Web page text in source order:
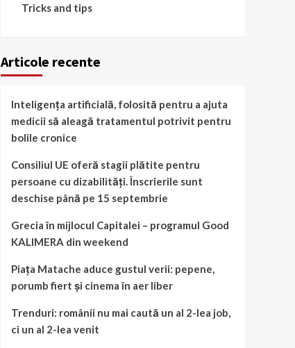
Tricks and tips
Articole recente
Inteligența artificială, folosită pentru a ajuta
medicii să aleagă tratamentul potrivit pentru
bolile cronice
Consiliul UE oferă stagii plătite pentru
persoane cu dizabilități. Înscrierile sunt
deschise până pe 15 septembrie
Grecia în mijlocul Capitalei – programul Good
KALIMERA din weekend
Piața Matache aduce gustul verii: pepene,
porumb fiert și cinema în aer liber
Trenduri: românii nu mai caută un al 2-lea job,
ci un al 2-lea venit